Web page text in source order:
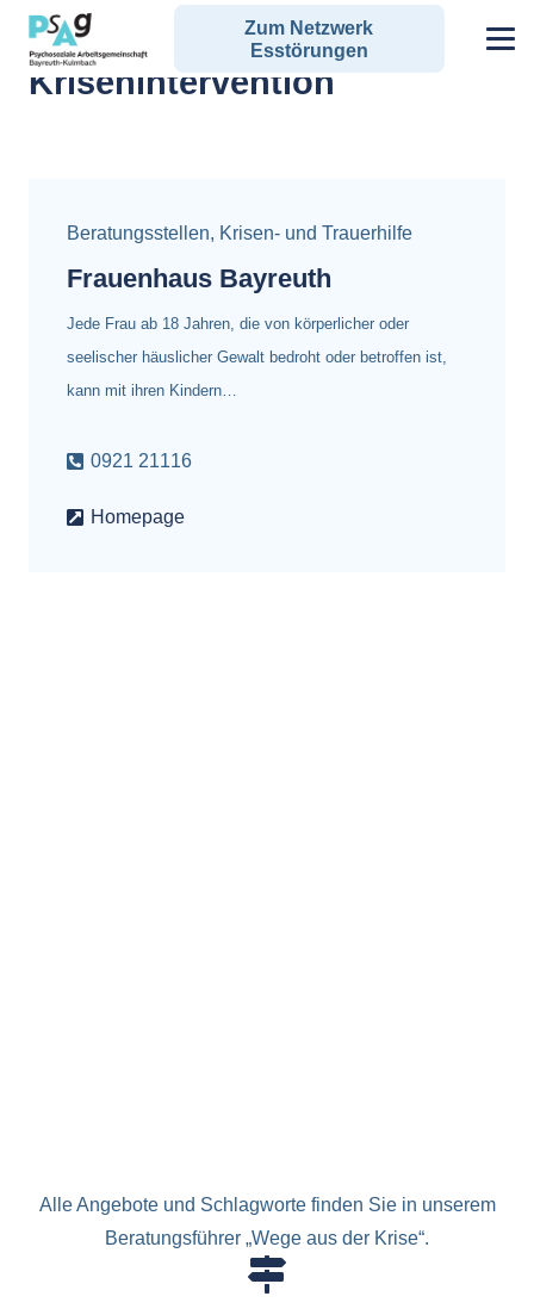
Zum Netzwerk
Esstörungen
Alle Angebote zum Schlagwort:
Krisenintervention
Beratungsstellen, Krisen- und Trauerhilfe
Frauenhaus Bayreuth
Jede Frau ab 18 Jahren, die von körperlicher oder
seelischer häuslicher Gewalt bedroht oder betroffen ist,
kann mit ihren Kindern…
0921 21116
Homepage
Alle Angebote und Schlagworte finden Sie in unserem
Beratungsführer „Wege aus der Krise“.